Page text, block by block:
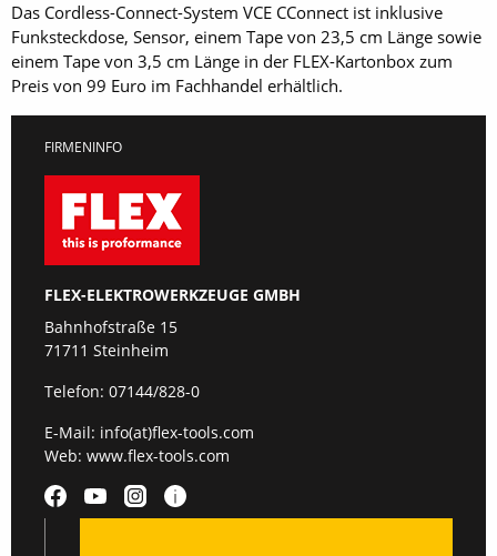
Das Cordless-Connect-System VCE CConnect ist inklusive
Funksteckdose, Sensor, einem Tape von 23,5 cm Länge sowie
einem Tape von 3,5 cm Länge in der FLEX-Kartonbox zum
Preis von 99 Euro im Fachhandel erhältlich.
FIRMENINFO
FLEX-ELEKTROWERKZEUGE GMBH
Bahnhofstraße 15
71711 Steinheim
Telefon: 07144/828-0
E-Mail: info(at)flex-tools.com
Web: www.flex-tools.com